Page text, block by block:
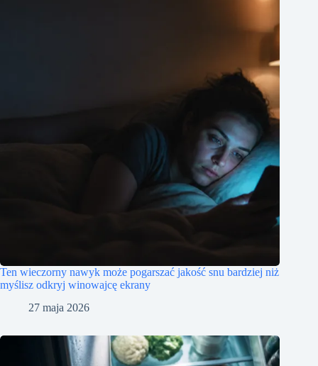
Ten wieczorny nawyk może pogarszać jakość snu bardziej niż
myślisz odkryj winowajcę ekrany
27 maja 2026